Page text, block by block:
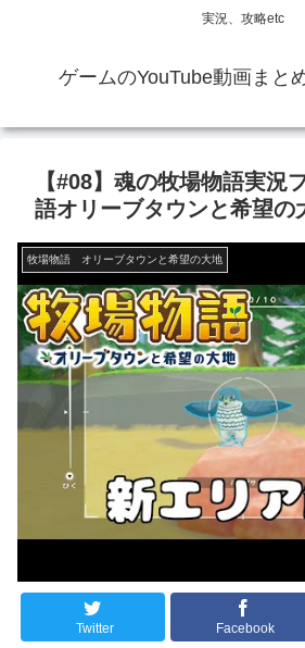
実況、攻略etc
ゲームのYouTube動画まと
【#08】魂の牧場物語実況
語オリーブタウンと希望の
牧場物語 オリーブタウンと希望の大地
Twitter Facebook